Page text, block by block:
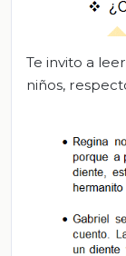
Te invito a
niños,